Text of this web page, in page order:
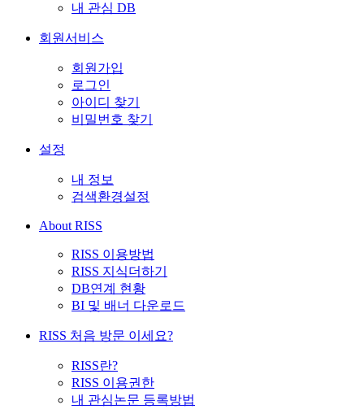
내 관심 DB
회원서비스
회원가입
로그인
아이디 찾기
비밀번호 찾기
설정
내 정보
검색환경설정
About RISS
RISS 이용방법
RISS 지식더하기
DB연계 현황
BI 및 배너 다운로드
RISS 처음 방문 이세요?
RISS란?
RISS 이용권한
내 관심논문 등록방법